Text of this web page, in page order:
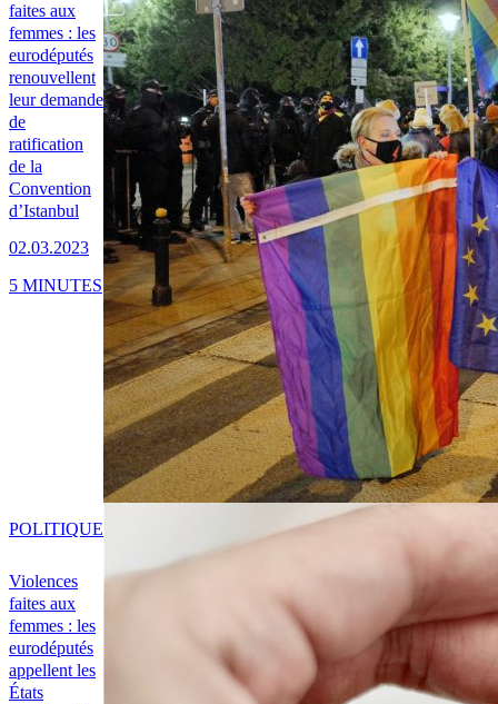
faites aux
femmes : les
eurodéputés
renouvellent
leur demande
de
ratification
de la
Convention
d’Istanbul
02.03.2023
5 MINUTES
Violences
faites aux
femmes : les
eurodéputés
appellent les
États
POLITIQUE